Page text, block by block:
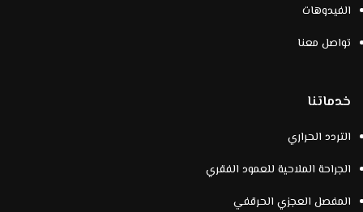
الفيدوهات
تواصل معنا
خدماتنا
التردد الحراري
الجراحة الملاحية للعمود الفقري
المفصل العجزي الحرقفي